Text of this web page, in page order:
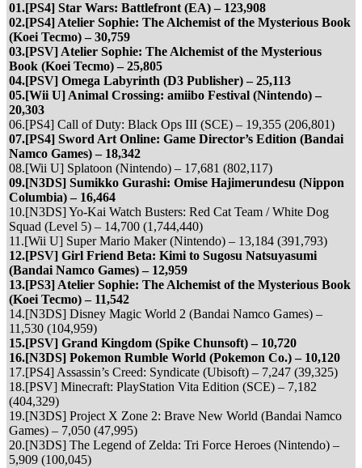
01.[PS4] Star Wars: Battlefront (EA) – 123,908
02.[PS4] Atelier Sophie: The Alchemist of the Mysterious Book
(Koei Tecmo) – 30,759
03.[PSV] Atelier Sophie: The Alchemist of the Mysterious
Book (Koei Tecmo) – 25,805
04.[PSV] Omega Labyrinth (D3 Publisher) – 25,113
05.[Wii U] Animal Crossing: amiibo Festival (Nintendo) –
20,303
06.[PS4] Call of Duty: Black Ops III (SCE) – 19,355 (206,801)
07.[PS4] Sword Art Online: Game Director’s Edition (Bandai
Namco Games) – 18,342
08.[Wii U] Splatoon (Nintendo) – 17,681 (802,117)
09.[N3DS] Sumikko Gurashi: Omise Hajimerundesu (Nippon
Columbia) – 16,464
10.[N3DS] Yo-Kai Watch Busters: Red Cat Team / White Dog
Squad (Level 5) – 14,700 (1,744,440)
11.[Wii U] Super Mario Maker (Nintendo) – 13,184 (391,793)
12.[PSV] Girl Friend Beta: Kimi to Sugosu Natsuyasumi
(Bandai Namco Games) – 12,959
13.[PS3] Atelier Sophie: The Alchemist of the Mysterious Book
(Koei Tecmo) – 11,542
14.[N3DS] Disney Magic World 2 (Bandai Namco Games) –
11,530 (104,959)
15.[PSV] Grand Kingdom (Spike Chunsoft) – 10,720
16.[N3DS] Pokemon Rumble World (Pokemon Co.) – 10,120
17.[PS4] Assassin’s Creed: Syndicate (Ubisoft) – 7,247 (39,325)
18.[PSV] Minecraft: PlayStation Vita Edition (SCE) – 7,182
(404,329)
19.[N3DS] Project X Zone 2: Brave New World (Bandai Namco
Games) – 7,050 (47,995)
20.[N3DS] The Legend of Zelda: Tri Force Heroes (Nintendo) –
5,909 (100,045)